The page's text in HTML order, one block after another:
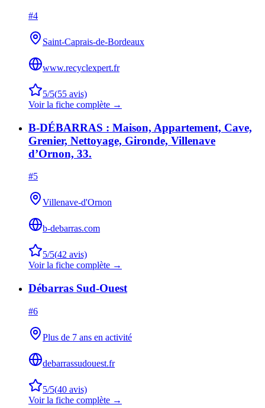
#4
Saint-Caprais-de-Bordeaux
www.recyclexpert.fr
5/5(55 avis)
Voir la fiche complète →
B-DÉBARRAS : Maison, Appartement, Cave,
Grenier, Nettoyage, Gironde, Villenave
d’Ornon, 33.
#5
Villenave-d'Ornon
b-debarras.com
5/5(42 avis)
Voir la fiche complète →
Débarras Sud-Ouest
#6
Plus de 7 ans en activité
debarrassudouest.fr
5/5(40 avis)
Voir la fiche complète →